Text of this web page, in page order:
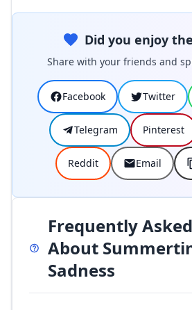
Did you enjoy
Share with your friends and
Facebook Twitter
Telegram Pinterest
Reddit Email
Frequently
About
Sadness